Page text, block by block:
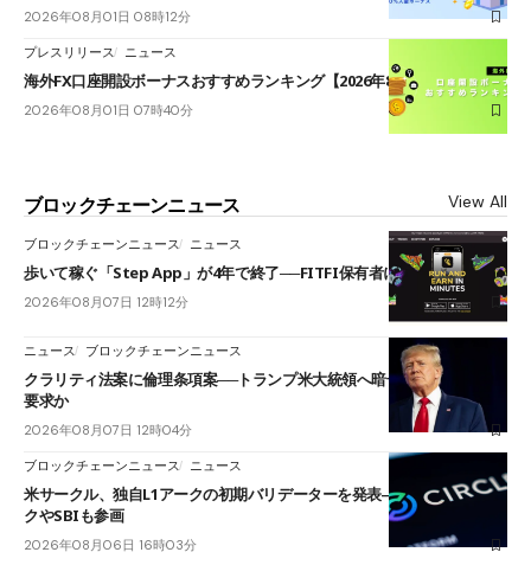
2026年08月01日 08時12分
プレスリリース ニュース
海外FX口座開設ボーナスおすすめランキング【2026年8月最新】
2026年08月01日 07時40分
ブロックチェーンニュース View All
ブロックチェーンニュース ニュース
歩いて稼ぐ「Step App」が4年で終了──FITFI保有者に対応呼びかけ
2026年08月07日 12時12分
ニュース ブロックチェーンニュース
クラリティ法案に倫理条項案──トランプ米大統領へ暗号資産事業の売却
要求か
2026年08月07日 12時04分
ブロックチェーンニュース ニュース
米サークル、独自L1アークの初期バリデーターを発表――ブラックロッ
クやSBIも参画
2026年08月06日 16時03分